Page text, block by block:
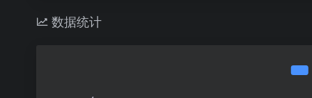
数据统计